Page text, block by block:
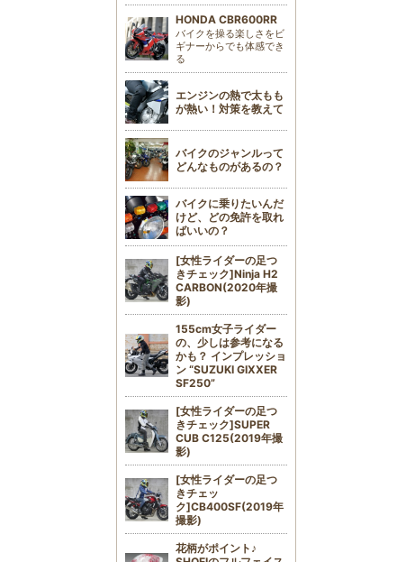
HONDA CBR600RR
バイクを操る楽しさをビ
ギナーからでも体感でき
る
エンジンの熱で太もも
が熱い！対策を教えて
バイクのジャンルって
どんなものがあるの？
バイクに乗りたいんだ
けど、どの免許を取れ
ばいいの？
[女性ライダーの足つ
きチェック]Ninja H2
CARBON(2020年撮
影)
155cm女子ライダー
の、少しは参考になる
かも？ インプレッショ
ン “SUZUKI GIXXER
SF250”
[女性ライダーの足つ
きチェック]SUPER
CUB C125(2019年撮
影)
[女性ライダーの足つ
きチェッ
ク]CB400SF(2019年
撮影)
花柄がポイント♪